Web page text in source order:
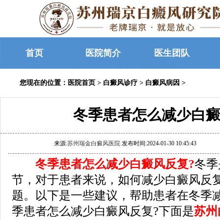
首页 医院简介 医生团队
您现在的位置： 医院首页 > 白癜风诊疗 > 白癜风病因 >
冬季患者怎么减少白
来源:苏州瑞金白癜风医院 发布时间:2024-01-30 10:45:43
冬季患者怎么减少白癜风反复?冬
节，对于患者来说，如何减少白癜风反
题。以下是一些建议，帮助患者在冬季
季患者怎么减少白癜风反复?下面是苏